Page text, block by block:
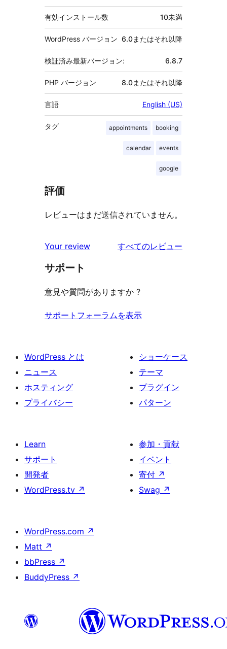
有効インストール数 10未満
WordPress バージョン 6.0またはそれ以降
検証済み最新バージョン: 6.8.7
PHP バージョン 8.0またはそれ以降
言語 English (US)
タグ appointments booking
calendar events
google
評価
レビューはまだ送信されていません。
Your review すべてのレビュー
サポート
意見や質問がありますか ?
サポートフォーラムを表示
WordPress とは
ニュース
ホスティング
プライバシー
ショーケース
テーマ
プラグイン
パターン
Learn
サポート
開発者
WordPress.tv ↗
参加・貢献
イベント
寄付 ↗
Swag ↗
WordPress.com ↗
Matt ↗
bbPress ↗
BuddyPress ↗